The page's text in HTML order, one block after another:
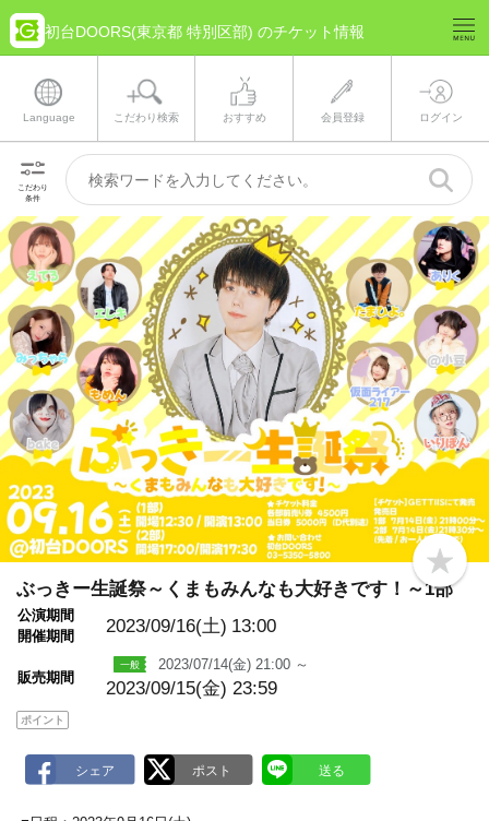
初台DOORS(東京都 特別区部) のチケット情報
Language こだわり検索 おすすめ 会員登録 ログイン
こだわり
条件
b
o
o
ぶっきー生誕祭～くまもみんなも大好きです！～1部
公演期間
開催期間
2023/09/16(土) 13:00
販売期間
2023/07/14(金) 21:00 ～
2023/09/15(金) 23:59
ポイント